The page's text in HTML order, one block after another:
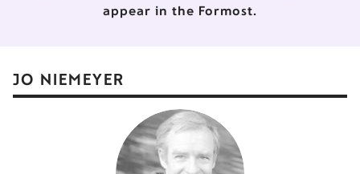
appear in the Formost.
JO NIEMEYER